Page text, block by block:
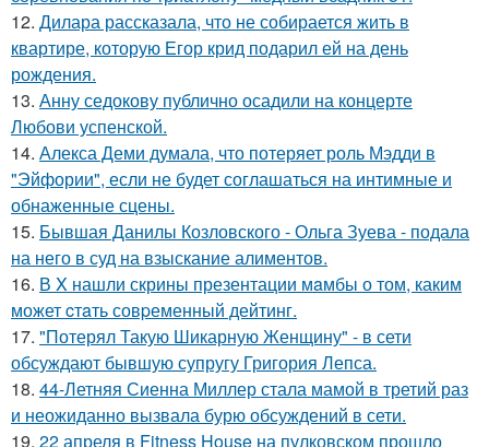
12. Дилара рассказала, что не собирается жить в
квартире, которую Егор крид подарил ей на день
рождения.
13. Анну седокову публично осадили на концерте
Любови успенской.
14. Алекса Деми думала, что потеряет роль Мэдди в
"Эйфории", если не будет соглашаться на интимные и
обнаженные сцены.
15. Бывшая Данилы Козловского - Ольга Зуева - подала
на него в суд на взыскание алиментов.
16. В X нашли скрины презентации мaмбы о том, каким
может cтaть совpеменный дейтинг.
17. "Потерял Такую Шикарную Женщину" - в сети
обсуждают бывшую супругу Григория Лепса.
18. 44-Летняя Сиенна Миллер стала мамой в третий раз
и неожиданно вызвала бурю обсуждений в сети.
19. 22 апреля в Fitness House на пулковском прошло